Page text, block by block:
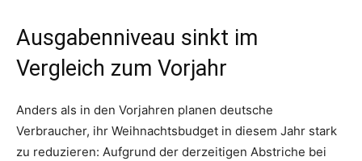
Ausgabenniveau sinkt im
Vergleich zum Vorjahr
Anders als in den Vorjahren planen deutsche
Verbraucher, ihr Weihnachtsbudget in diesem Jahr stark
zu reduzieren: Aufgrund der derzeitigen Abstriche bei